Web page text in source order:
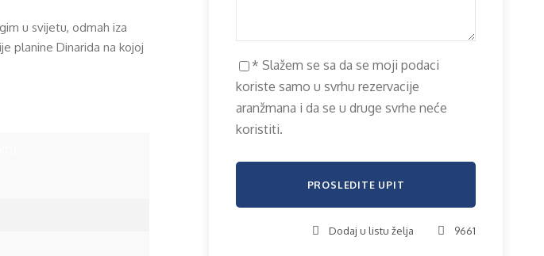
* Slažem se sa da se moji podaci
koriste samo u svrhu rezervacije
aranžmana i da se u druge svrhe neće
koristiti.
Dodaj u listu želja 9661
u svijetu, odmah iza
planine Dinarida na kojoj